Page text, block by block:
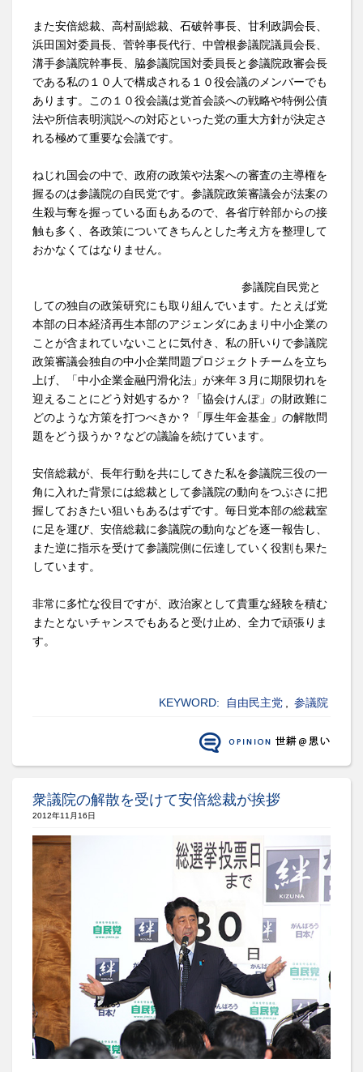
また安倍総裁、高村副総裁、石破幹事長、甘利政調会長、
浜田国対委員長、菅幹事長代行、中曽根参議院議員会長、
溝手参議院幹事長、脇参議院国対委員長と参議院政審会長
である私の１０人で構成される１０役会議のメンバーでも
あります。この１０役会議は党首会談への戦略や特例公債
法や所信表明演説への対応といった党の重大方針が決定さ
れる極めて重要な会議です。
ねじれ国会の中で、政府の政策や法案への審査の主導権を
握るのは参議院の自民党です。参議院政策審議会が法案の
生殺与奪を握っている面もあるので、各省庁幹部からの接
触も多く、各政策についてきちんとした考え方を整理して
おかなくてはなりません。
参議院自民党と
しての独自の政策研究にも取り組んでいます。たとえば党
本部の日本経済再生本部のアジェンダにあまり中小企業の
ことが含まれていないことに気付き、私の肝いりで参議院
政策審議会独自の中小企業問題プロジェクトチームを立ち
上げ、「中小企業金融円滑化法」が来年３月に期限切れを
迎えることにどう対処するか？「協会けんぽ」の財政難に
どのような方策を打つべきか？「厚生年金基金」の解散問
題をどう扱うか？などの議論を続けています。
安倍総裁が、長年行動を共にしてきた私を参議院三役の一
角に入れた背景には総裁として参議院の動向をつぶさに把
握しておきたい狙いもあるはずです。毎日党本部の総裁室
に足を運び、安倍総裁に参議院の動向などを逐一報告し、
また逆に指示を受けて参議院側に伝達していく役割も果た
しています。
非常に多忙な役目ですが、政治家として貴重な経験を積む
またとないチャンスでもあると受け止め、全力で頑張りま
す。
KEYWORD: 自由民主党 参議院
衆議院の解散を受けて安倍総裁が挨拶
2012年11月16日